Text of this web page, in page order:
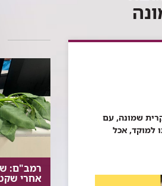
בקרית שמונה, עם
למוקד, אכל
רמב"ם:
אחרי